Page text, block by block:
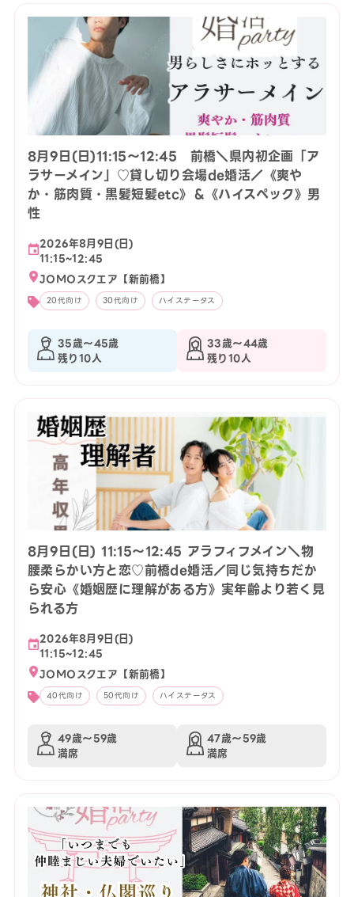
8月9日(日)11:15〜12:45 前橋＼県内初企画「ア
ラサーメイン」♡貸し切り会場de婚活／《爽や
か・筋肉質・黒髪短髪etc》＆《ハイスペック》男
性
2026年8月9日(日)
11:15~12:45
JOMOスクエア【新前橋】
20代向け 30代向け ハイステータス
35歳〜45歳
残り10人
33歳〜44歳
残り10人
8月9日(日) 11:15〜12:45 アラフィフメイン＼物
腰柔らかい方と恋♡前橋de婚活／同じ気持ちだか
ら安心《婚姻歴に理解がある方》実年齢より若く見
られる方
2026年8月9日(日)
11:15~12:45
JOMOスクエア【新前橋】
40代向け 50代向け ハイステータス
49歳〜59歳
満席
47歳〜59歳
満席